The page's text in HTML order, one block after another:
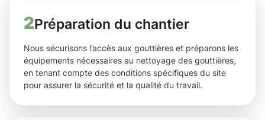
2Préparation du chantier
Nous sécurisons l’accès aux gouttières et préparons les
équipements nécessaires au nettoyage des gouttières,
en tenant compte des conditions spécifiques du site
pour assurer la sécurité et la qualité du travail.